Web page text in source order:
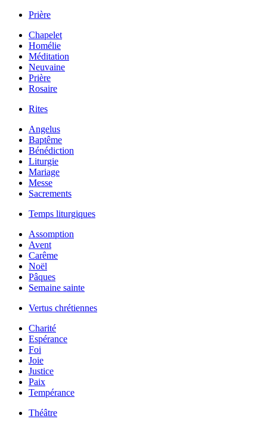
Prière
Chapelet
Homélie
Méditation
Neuvaine
Prière
Rosaire
Rites
Angelus
Baptême
Bénédiction
Liturgie
Mariage
Messe
Sacrements
Temps liturgiques
Assomption
Avent
Carême
Noël
Pâques
Semaine sainte
Vertus chrétiennes
Charité
Espérance
Foi
Joie
Justice
Paix
Tempérance
Théâtre